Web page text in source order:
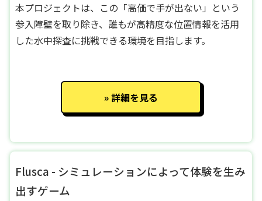
本プロジェクトは、この「高価で手が出ない」という
参入障壁を取り除き、誰もが高精度な位置情報を活用
した水中探査に挑戦できる環境を目指します。
詳細を見る
Flusca - シミュレーションによって体験を生み
出すゲーム